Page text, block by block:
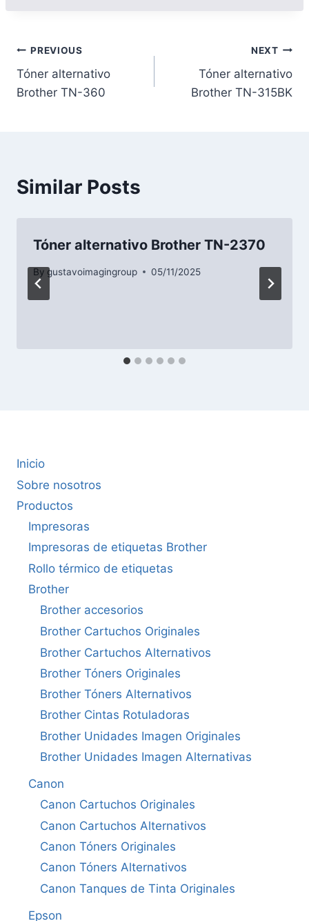
PREVIOUS
Tóner alternativo
Brother TN-360
NEXT
Tóner alternativo
Brother TN-315BK
Similar Posts
Tóner alternativo Brother TN-2370
By gustavoimagingroup 05/11/2025
Inicio
Sobre nosotros
Productos
Impresoras
Impresoras de etiquetas Brother
Rollo térmico de etiquetas
Brother
Brother accesorios
Brother Cartuchos Originales
Brother Cartuchos Alternativos
Brother Tóners Originales
Brother Tóners Alternativos
Brother Cintas Rotuladoras
Brother Unidades Imagen Originales
Brother Unidades Imagen Alternativas
Canon
Canon Cartuchos Originales
Canon Cartuchos Alternativos
Canon Tóners Originales
Canon Tóners Alternativos
Canon Tanques de Tinta Originales
Epson